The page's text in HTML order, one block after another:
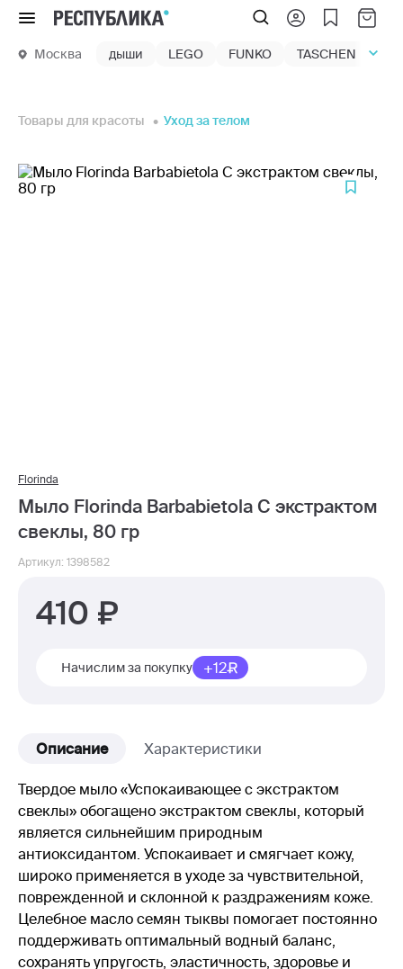
Меню
Москва дыши LEGO FUNKO TASCHEN
Товары для красоты Уход за телом
Florinda
Мыло Florinda Barbabietola C экстрактом
свеклы, 80 гр
Артикул: 1398582
410
Начислим за покупку +12
Описание Характеристики
Твердое мыло «Успокаивающее с экстрактом
свеклы» обогащено экстрактом свеклы, который
является сильнейшим природным
антиоксидантом. Успокаивает и смягчает кожу,
широко применяется в уходе за чувствительной,
поврежденной и склонной к раздражениям коже.
Целебное масло семян тыквы помогает постоянно
поддерживать оптимальный водный баланс,
сохранять упругость, эластичность, здоровье и